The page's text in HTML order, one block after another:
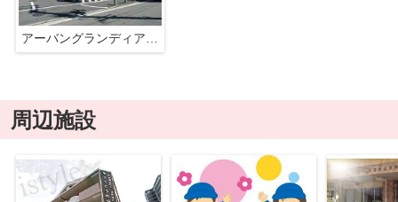
アーバングランディア庚午
周辺施設